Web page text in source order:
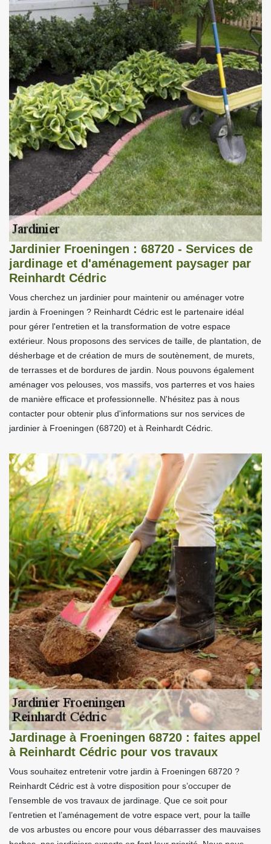
Jardinier Froeningen : 68720 - Services de
jardinage et d'aménagement paysager par
Reinhardt Cédric
Vous cherchez un jardinier pour maintenir ou aménager votre
jardin à Froeningen ? Reinhardt Cédric est le partenaire idéal
pour gérer l'entretien et la transformation de votre espace
extérieur. Nous proposons des services de taille, de plantation, de
désherbage et de création de murs de soutènement, de murets,
de terrasses et de bordures de jardin. Nous pouvons également
aménager vos pelouses, vos massifs, vos parterres et vos haies
de manière efficace et professionnelle. N'hésitez pas à nous
contacter pour obtenir plus d'informations sur nos services de
jardinier à Froeningen (68720) et à Reinhardt Cédric.
Jardinage à Froeningen 68720 : faites appel
à Reinhardt Cédric pour vos travaux
Vous souhaitez entretenir votre jardin à Froeningen 68720 ?
Reinhardt Cédric est à votre disposition pour s’occuper de
l’ensemble de vos travaux de jardinage. Que ce soit pour
l’entretien et l’aménagement de votre espace vert, pour la taille
de vos arbustes ou encore pour vous débarrasser des mauvaises